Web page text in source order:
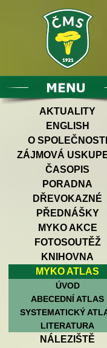
AKTUALITY
ENGLISH
O SPOLEČNOSTI
ZÁJMOVÁ
ČASOPIS
PORADNA
DŘEVOKAZNÉ
PŘEDNÁŠKY
MYKO AKCE
FOTOSOUTĚŽ
KNIHOVNA
MYKO ATLAS
ÚVOD
ABECEDNÍ ATLAS
SYSTEMATICKÝ
LITERATURA
NÁLEZIŠTĚ